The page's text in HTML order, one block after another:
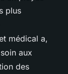
plus
médical a,
aux
des